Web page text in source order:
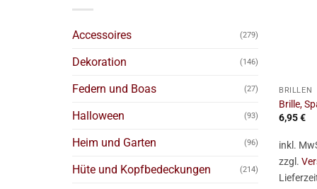
Accessoires (279)
Dekoration (146)
Federn und Boas (27)
Halloween (93)
Heim und Garten (96)
Hüte und Kopfbedeckungen (214)
BRILLEN
Brille,
6,95€
inkl.
zzgl.